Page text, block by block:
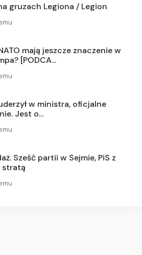
gruzach Legiona / Legion
mają jeszcze znaczenie w
[PODCA...
w ministra, oficjalne
Jest o...
Sześć partii w Sejmie, PiS z
stratą